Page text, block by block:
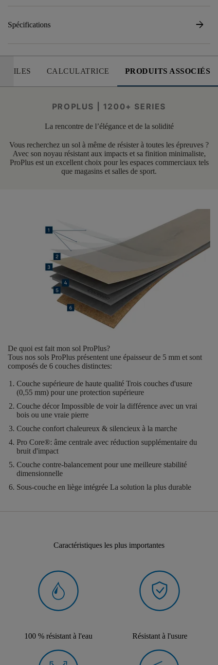
Spécifications arrow_forward
CALCULATRICE PRODUITS ASSOCIÉS
PROPLUS | 1200+ SERIES
La rencontre de l’élégance et de la solidité
Vous recherchez un sol à même de résister à toutes les épreuves ?
Avec son noyau résistant aux impacts et sa finition minimaliste,
ProPlus est un excellent choix pour les espaces commerciaux tels
que magasins et salles de sport.
De quoi est fait mon sol ProPlus?
Tous nos sols ProPlus présentent une épaisseur de 5 mm et sont
composés de 6 couches distinctes:
Couche supérieure de haute qualité Trois couches d'usure
(0,55 mm) pour une protection supérieure
Couche décor Impossible de voir la différence avec un vrai
bois ou une vraie pierre
Couche confort chaleureux & silencieux à la marche
Pro Core®: âme centrale avec réduction supplémentaire du
bruit d'impact
Couche contre-balancement pour une meilleure stabilité
dimensionnelle
Sous-couche en liège intégrée La solution la plus durable
Caractéristiques les plus importantes
100 % résistant à l'eau Résistant à l'usure